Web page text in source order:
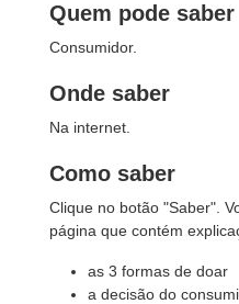
Quem pode saber
Consumidor.
Onde saber
Na internet.
Como saber
Clique no botão "Saber".
página que contém
as 3 formas de doar
a decisão do